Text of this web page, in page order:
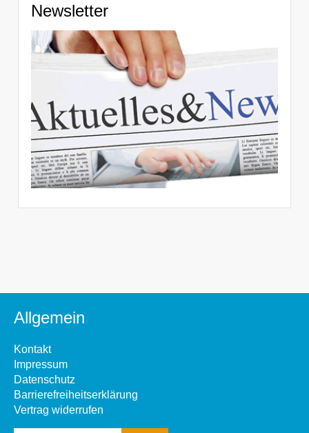
Newsletter
Allgemein
Kontakt
Impressum
Datenschutz
Barrierefreiheitserklärung
Vertrag widerrufen